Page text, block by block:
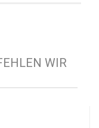
WIR